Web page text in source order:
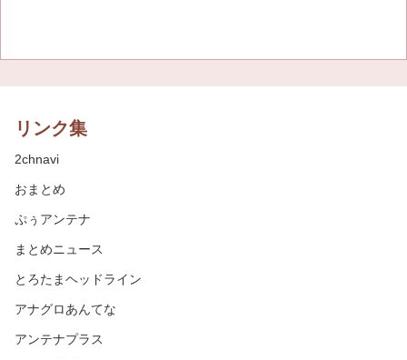
リンク集
2chnavi
おまとめ
ぷぅアンテナ
まとめニュース
とろたまヘッドライン
アナグロあんてな
アンテナプラス